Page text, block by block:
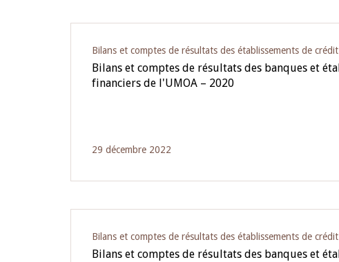
Bilans et comptes de résultats des établissements de crédit
Bilans et comptes de résultats des banques et
financiers de l'UMOA – 2020
29 décembre 2022
Bilans et comptes de résultats des établissements de crédit
Bilans et comptes de résultats des banques et